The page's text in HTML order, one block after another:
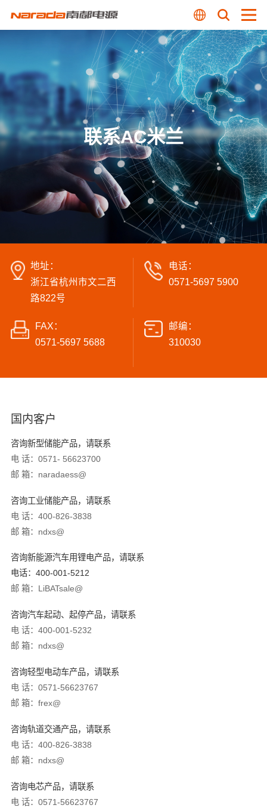
联系AC米兰
地址：
浙江省杭州市文二西
路822号
电话：
0571-5697 5900
FAX：
0571-5697 5688
邮编：
310030
国内客户
咨询新型储能产品，请联系
电 话：0571- 56623700
邮 箱：naradaess@
咨询工业储能产品，请联系
电 话：400-826-3838
邮 箱：ndxs@
咨询新能源汽车用锂电产品，请联系
电话：400-001-5212
邮 箱：LiBATsale@
咨询汽车起动、起停产品，请联系
电 话：400-001-5232
邮 箱：ndxs@
咨询轻型电动车产品，请联系
电 话：0571-56623767
邮 箱：frex@
咨询轨道交通产品，请联系
电 话：400-826-3838
邮 箱：ndxs@
咨询电芯产品，请联系
电 话： 0571-56623767